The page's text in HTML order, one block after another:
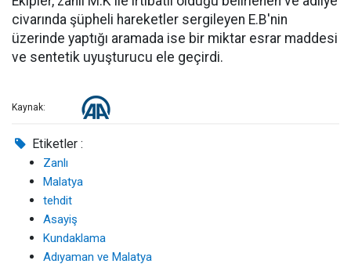
civarında şüpheli hareketler sergileyen E.B'nin
üzerinde yaptığı aramada ise bir miktar esrar maddesi
ve sentetik uyuşturucu ele geçirdi.
Kaynak:
Etiketler :
Zanlı
Malatya
tehdit
Asayiş
Kundaklama
Adıyaman ve Malatya